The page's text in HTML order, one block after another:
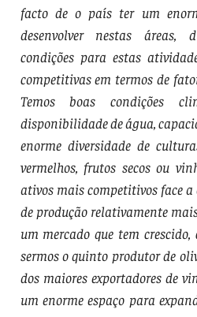
facto de o país ter um
desenvolver nestas áreas,
condições para estas
competitivas em termos de
Temos boas condições
disponibilidade de água,
enorme diversidade de
vermelhos, frutos secos ou
ativos mais competitivos face a
de produção relativamente
um mercado que tem
sermos o quinto produtor de
dos maiores exportadores de
um enorme espaço para